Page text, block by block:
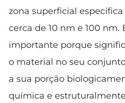
zona superficial
cerca de 10 nm e 100 nm.
importante porque
o material no seu
a sua porção
química e